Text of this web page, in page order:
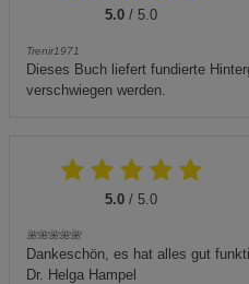
5.0 / 5.0
Trenir1971
Dieses Buch liefert fundierte
verschwiegen werden.
5.0 / 5.0
🌺🌺🌺🌺🌺
Dankeschön, es hat alles gut
Dr. Helga Hampel